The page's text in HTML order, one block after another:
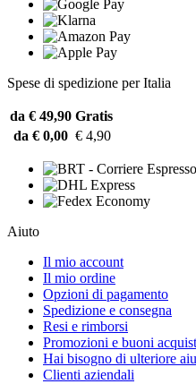
Spese di spedizione per Italia
da € 49,90 Gratis
da € 0,00 € 4,90
Aiuto
Il mio account
Il mio ordine
Opzioni di pagamento
Spedizione e consegna
Resi e rimborsi
Promozioni e buoni
Hai bisogno di ulteriore
Clienti aziendali